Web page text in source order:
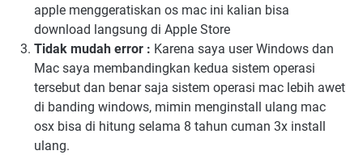
apple menggeratiskan os mac ini kalian bisa
download langsung di Apple Store
Tidak mudah error : Karena saya user Windows dan
Mac saya membandingkan kedua sistem operasi
tersebut dan benar saja sistem operasi mac lebih awet
di banding windows, mimin menginstall ulang mac
osx bisa di hitung selama 8 tahun cuman 3x install
ulang.